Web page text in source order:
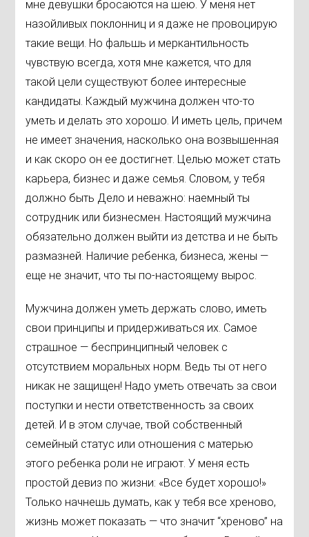
мне девушки бросаются на шею. У меня нет
назойливых поклонниц и я даже не провоцирую
такие вещи. Но фальшь и меркантильность
чувствую всегда, хотя мне кажется, что для
такой цели существуют более интересные
кандидаты. Каждый мужчина должен что-то
уметь и делать это хорошо. И иметь цель, причем
не имеет значения, насколько она возвышенная
и как скоро он ее достигнет. Целью может стать
карьера, бизнес и даже семья. Словом, у тебя
должно быть Дело и неважно: наемный ты
сотрудник или бизнесмен. Настоящий мужчина
обязательно должен выйти из детства и не быть
размазней. Наличие ребенка, бизнеса, жены —
еще не значит, что ты по-настоящему вырос.
Мужчина должен уметь держать слово, иметь
свои принципы и придерживаться их. Самое
страшное — беспринципный человек с
отсутствием моральных норм. Ведь ты от него
никак не защищен! Надо уметь отвечать за свои
поступки и нести ответственность за своих
детей. И в этом случае, твой собственный
семейный статус или отношения с матерью
этого ребенка роли не играют. У меня есть
простой девиз по жизни: «Все будет хорошо!»
Только начнешь думать, как у тебя все хреново,
жизнь может показать — что значит “хреново” на